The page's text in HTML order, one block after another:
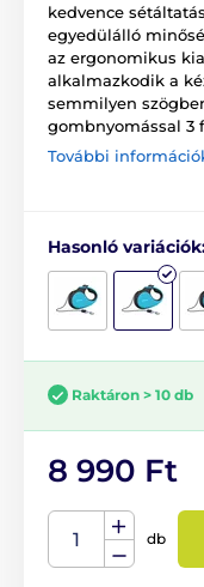
kedvence
egyedülálló
az ergonomikus
alkalmazkodik a
semmilyen
gombnyomással 3
További
Hasonló
Raktáron > 10 db
8 990 Ft
db